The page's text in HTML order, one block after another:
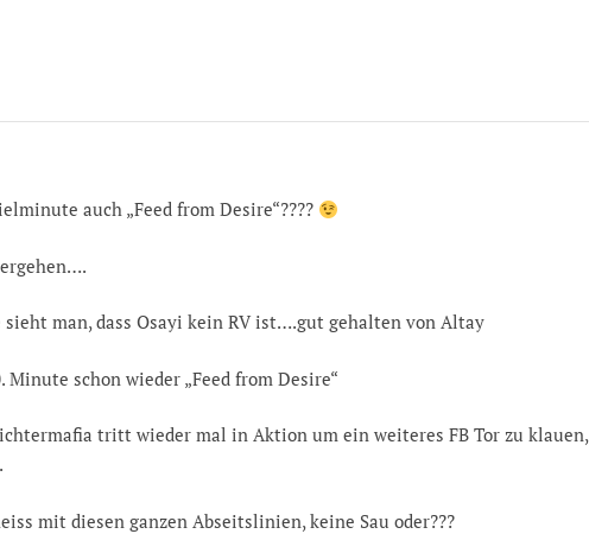
auch „Feed from Desire“????
man, dass Osayi kein RV ist….gut gehalten von Altay
schon wieder „Feed from Desire“
tritt wieder mal in Aktion um ein weiteres FB Tor zu klauen,
mit diesen ganzen Abseitslinien, keine Sau oder???